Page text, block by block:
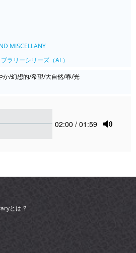
MISCELLANY
ラリーシリーズ（AL）
か/幻想的/希望/大自然/春/光
Current
02:00 / 01:59
とは？